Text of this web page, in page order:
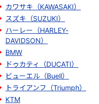
カワサキ（KAWASAKI）
スズキ（SUZUKI）
ハーレー（HARLEY-
DAVIDSON）
BMW
ドゥカティ（DUCATI）
ビューエル（Buell）
トライアンフ（Triumph）
KTM